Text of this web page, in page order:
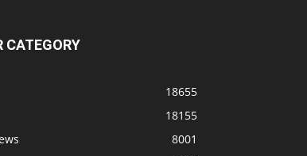
CATEGORY
18655
18155
8001